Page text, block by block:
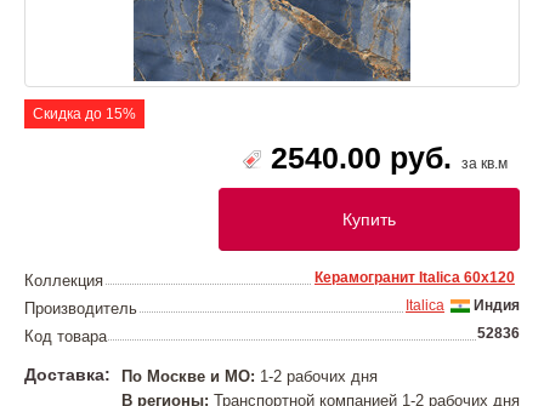
Скидка до 15%
2540.00 руб. за кв.м
Купить
Коллекция Керамогранит Italica 60х120
Производитель Индия
Italica
Код товара 52836
Доставка: По Москве и МО: 1-2 рабочих дня
В регионы: Транспортной компанией 1-2 рабочих дня